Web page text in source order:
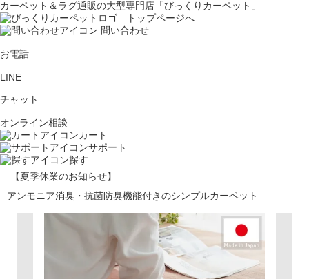
カーペット＆ラグ通販の大型専門店「びっくりカーペット」
問い合わせ
お電話
LINE
チャット
オンライン相談
カート
サポート
探す
【夏季休業のお知らせ】
アンモニア消臭・抗菌防臭機能付きのシンプルカーペット